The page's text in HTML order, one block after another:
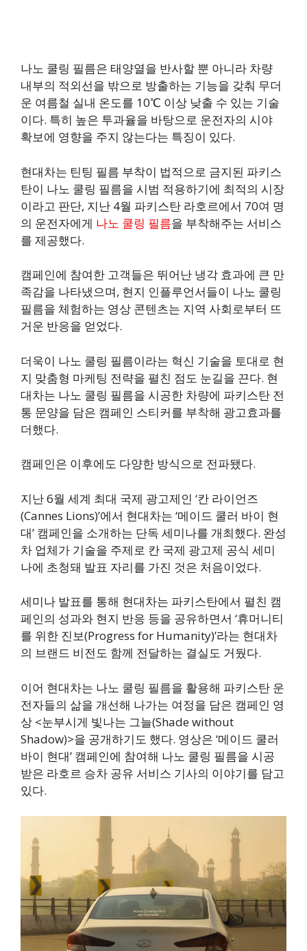
나노 쿨링 필름은 태양열을 반사할 뿐 아니라 차량
내부의 적외선을 밖으로 방출하는 기능을 갖춰 무더
운 여름철 실내 온도를 10℃ 이상 낮출 수 있는 기술
이다. 특히 높은 투과율을 바탕으로 운전자의 시야
확보에 영향을 주지 않는다는 특징이 있다.
현대차는 틴팅 필름 부착이 법적으로 금지된 파키스
탄이 나노 쿨링 필름을 시범 적용하기에 최적의 시장
이라고 판단, 지난 4월 파키스탄 라호르에서 70여 명
의 운전자에게 나노 쿨링 필름을 부착해주는 서비스
를 제공했다.
캠페인에 참여한 고객들은 뛰어난 냉각 효과에 큰 만
족감을 나타냈으며, 현지 인플루언서들이 나노 쿨링
필름을 체험하는 영상 콘텐츠는 지역 사회로부터 뜨
거운 반응을 얻었다.
더욱이 나노 쿨링 필름이라는 혁신 기술을 토대로 현
지 맞춤형 마케팅 전략을 펼친 점도 눈길을 끈다. 현
대차는 나노 쿨링 필름을 시공한 차량에 파키스탄 전
통 문양을 담은 캠페인 스티커를 부착해 광고효과를
더했다.
캠페인은 이후에도 다양한 방식으로 전파됐다.
지난 6월 세계 최대 국제 광고제인 ‘칸 라이언즈
(Cannes Lions)’에서 현대차는 ‘메이드 쿨러 바이 현
대’ 캠페인을 소개하는 단독 세미나를 개최했다. 완성
차 업체가 기술을 주제로 칸 국제 광고제 공식 세미
나에 초청돼 발표 자리를 가진 것은 처음이었다.
세미나 발표를 통해 현대차는 파키스탄에서 펼친 캠
페인의 성과와 현지 반응 등을 공유하면서 ‘휴머니티
를 위한 진보(Progress for Humanity)’라는 현대차
의 브랜드 비전도 함께 전달하는 결실도 거뒀다.
이어 현대차는 나노 쿨링 필름을 활용해 파키스탄 운
전자들의 삶을 개선해 나가는 여정을 담은 캠페인 영
상 <눈부시게 빛나는 그늘(Shade without
Shadow)>을 공개하기도 했다. 영상은 ‘메이드 쿨러
바이 현대’ 캠페인에 참여해 나노 쿨링 필름을 시공
받은 라호르 승차 공유 서비스 기사의 이야기를 담고
있다.